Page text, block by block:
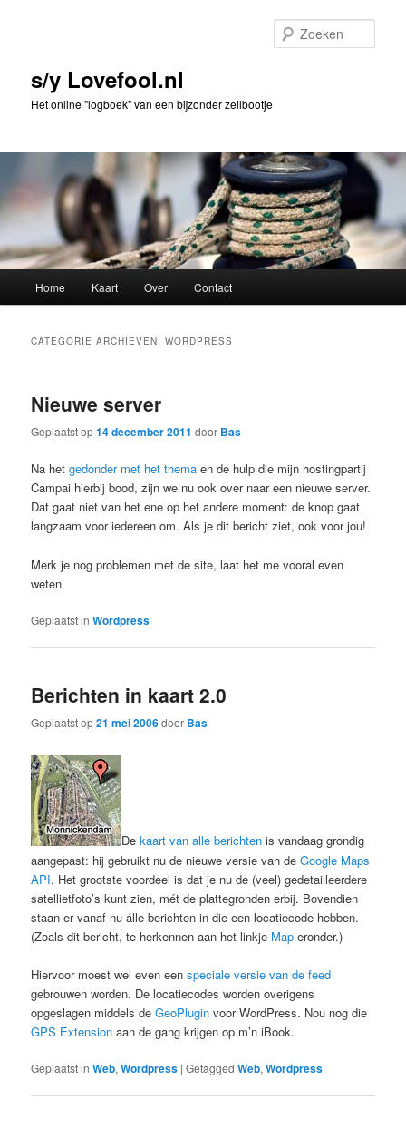
inhoud
inhouds/y Lovefool.nl
Het online "logboek" van een bijzonder zeilbootje
Home Kaart Over Contact
CATEGORIE ARCHIEVEN:WORDPRESS
Nieuwe server
Geplaatst op14 december 2011 door Bas
Na hetgedonder met het thema en de hulp die mijn hostingpartij
Campai hierbij bood, zijn we nu ook over naar een nieuwe server.
Dat gaat niet van het ene op het andere moment: de knop gaat
langzaam voor iedereen om. Als je dit bericht ziet, ook voor jou!
Merk je nog problemen met de site, laat het me vooral even
weten.
Geplaatst in Wordpress
Berichten in kaart 2.0
Geplaatst op21 mei 2006door Bas
Dekaart van alle berichten is vandaag grondig
aangepast: hij gebruikt nu de nieuwe versie van deGoogle Maps
API. Het grootste voordeel is dat je nu de (veel) gedetailleerdere
satellietfoto’s kunt zien, mét de plattegronden erbij. Bovendien
staan er vanaf nu álle berichten in die een locatiecode hebben.
(Zoals dit bericht, te herkennen aan het linkje Map eronder.)
Hiervoor moest wel even eenspeciale versie van de feed
gebrouwen worden. De locatiecodes worden overigens
opgeslagen middels deGeoPlugin voor WordPress. Nou nog die
GPS Extension aan de gang krijgen op m’n iBook.
Geplaatst in Web,Wordpress |Getagged Web,Wordpress